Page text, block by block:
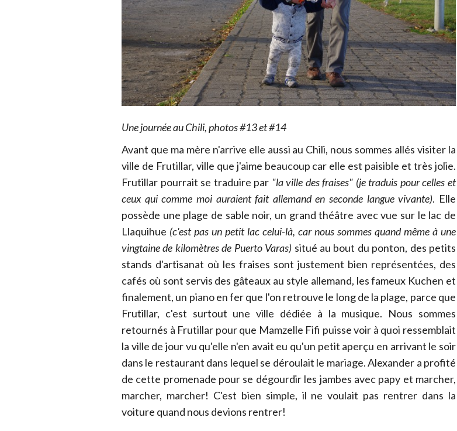
Une journée au Chili, photos #13 et #14
Avant que ma mère n'arrive elle aussi au Chili, nous sommes allés visiter la
ville de Frutillar, ville que j'aime beaucoup car elle est paisible et très jolie.
Frutillar pourrait se traduire par "la ville des fraises" (je traduis pour celles et
ceux qui comme moi auraient fait allemand en seconde langue vivante). Elle
possède une plage de sable noir, un grand théâtre avec vue sur le lac de
Llaquihue (c'est pas un petit lac celui-là, car nous sommes quand même à une
vingtaine de kilomètres de Puerto Varas) situé au bout du ponton, des petits
stands d'artisanat où les fraises sont justement bien représentées, des
cafés où sont servis des gâteaux au style allemand, les fameux Kuchen et
finalement, un piano en fer que l'on retrouve le long de la plage, parce que
Frutillar, c'est surtout une ville dédiée à la musique. Nous sommes
retournés à Frutillar pour que Mamzelle Fifi puisse voir à quoi ressemblait
la ville de jour vu qu'elle n'en avait eu qu'un petit aperçu en arrivant le soir
dans le restaurant dans lequel se déroulait le mariage. Alexander a profité
de cette promenade pour se dégourdir les jambes avec papy et marcher,
marcher, marcher! C'est bien simple, il ne voulait pas rentrer dans la
voiture quand nous devions rentrer!